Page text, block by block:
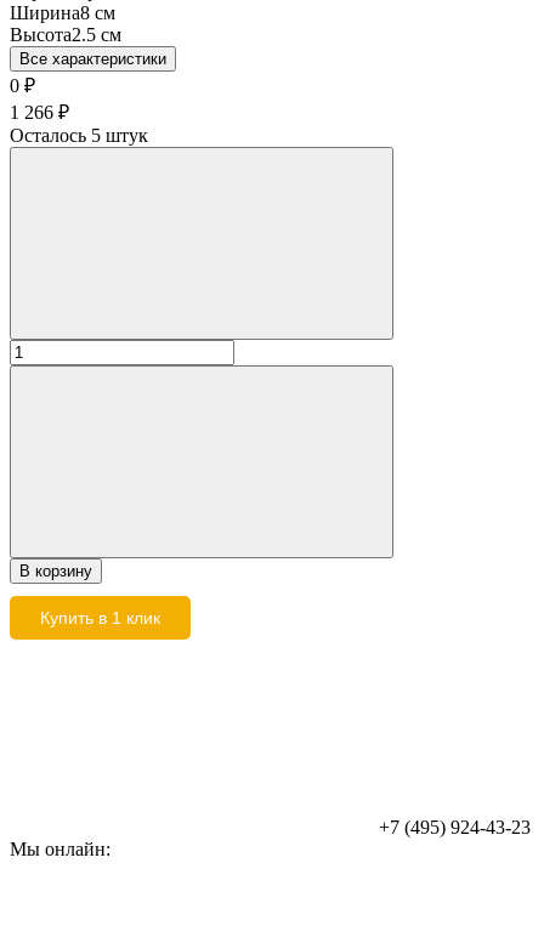
Ширина8 см
Высота2.5 см
Все характеристики
0 ₽
1 266 ₽
Осталось 5 штук
В корзину
Купить в 1 клик
+7 (495) 924-43-23
Мы онлайн: